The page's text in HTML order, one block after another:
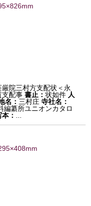
厳院三村方支配状＜永
支配事書止：状如件 人
名： 三村庄 寺社名：
編纂所ユニオンカタロ
：